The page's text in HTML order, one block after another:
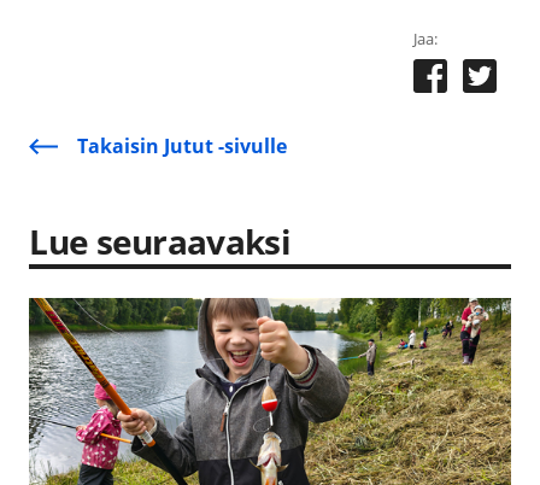
Jaa:
Takaisin Jutut -sivulle
Lue seuraavaksi